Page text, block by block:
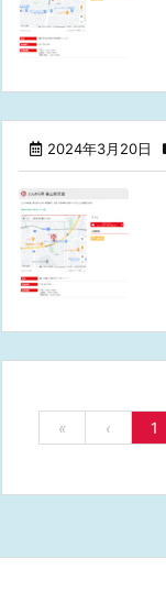
2024年3月20日
« ‹ 1